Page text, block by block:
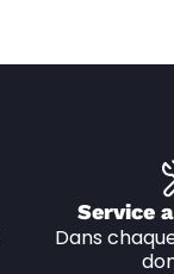
Service
Dans